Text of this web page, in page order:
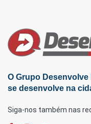
O Grupo
se desenvolve na
Siga-nos também nas